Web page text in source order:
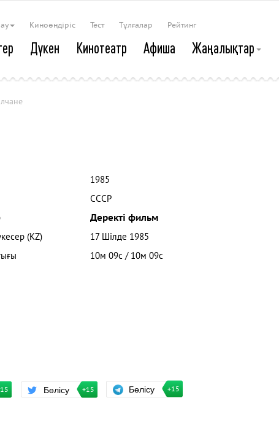
Киноөндіріс Тест Тұлғалар Рейтинг
Дүкен Кинотеатр Афиша Жаңалықтар
1985
СССР
Деректі фильм
(KZ)
17 Шілде 1985
10м 09с / 10м 09с
Бөлісу +15 Бөлісу +15